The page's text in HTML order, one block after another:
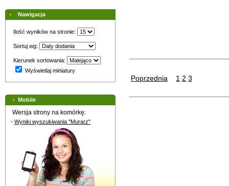
Poprzednia 1 2 3
Nawigacja
Ilość wyników na stronie:
Sortuj wg:
Kierunek sortowania:
Wyświetlaj miniatury
Mobile
Wersja strony na komórkę:
- Wyniki wyszukiwania "Murarz"